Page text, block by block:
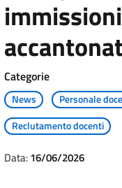
Categorie
News Personale
Reclutamento docenti
Data:16/06/2026